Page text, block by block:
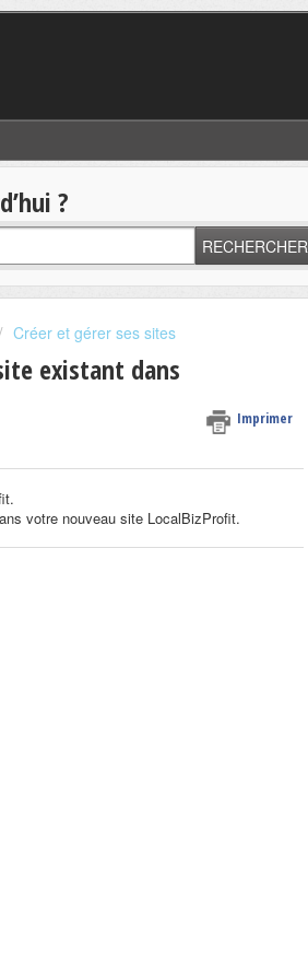
?
RECHERCHER
Créer et gérer ses sites
existant dans
Imprimer
votre nouveau site LocalBizProfit.